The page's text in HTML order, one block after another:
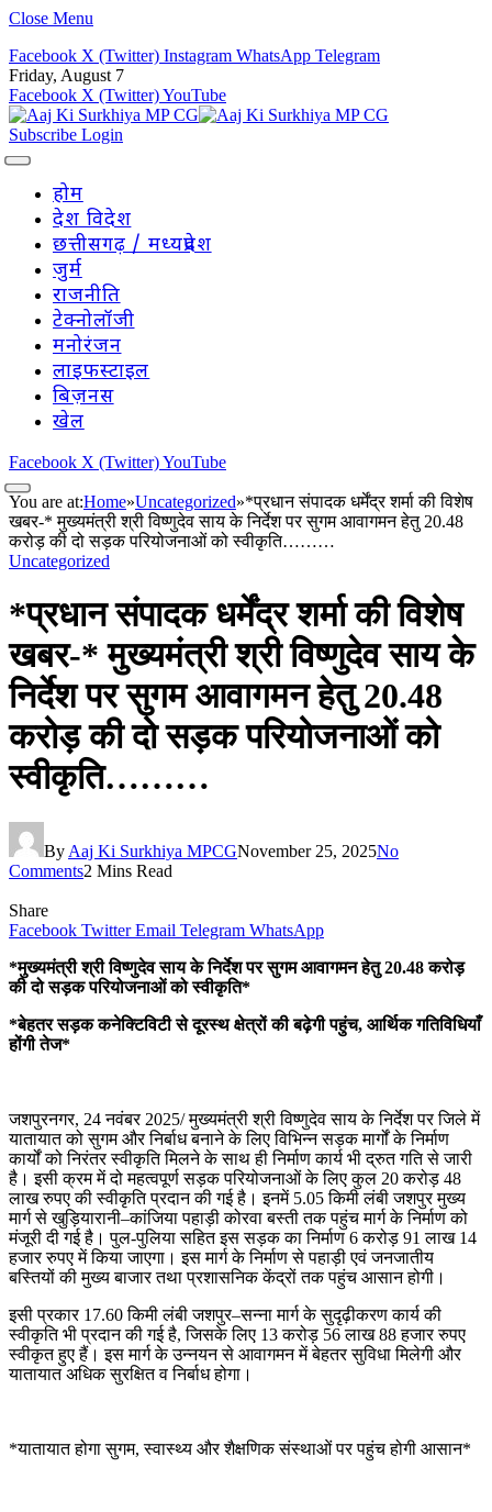
Close Menu
Facebook X (Twitter) Instagram WhatsApp Telegram
Friday, August 7
Facebook X (Twitter)YouTube
Subscribe Login
होम
देश विदेश
छत्तीसगढ़ / मध्यप्रदेश
जुर्म
राजनीति
टेक्नोलॉजी
मनोरंजन
लाइफस्टाइल
बिज़नस
खेल
Facebook X (Twitter)YouTube
You are at:Home»Uncategorized»*प्रधान संपादक धर्मेंद्र शर्मा की विशेष
खबर-* मुख्यमंत्री श्री विष्णुदेव साय के निर्देश पर सुगम आवागमन हेतु 20.48
करोड़ की दो सड़क परियोजनाओं को स्वीकृति………
Uncategorized
*प्रधान संपादक धर्मेंद्र शर्मा की विशेष
खबर-* मुख्यमंत्री श्री विष्णुदेव साय के
निर्देश पर सुगम आवागमन हेतु 20.48
करोड़ की दो सड़क परियोजनाओं को
स्वीकृति………
By Aaj Ki Surkhiya MPCGNovember 25, 2025No
Comments2 Mins Read
Share
Facebook Twitter Email Telegram WhatsApp
*मुख्यमंत्री श्री विष्णुदेव साय के निर्देश पर सुगम आवागमन हेतु 20.48 करोड़
की दो सड़क परियोजनाओं को स्वीकृति*
*बेहतर सड़क कनेक्टिविटी से दूरस्थ क्षेत्रों की बढ़ेगी पहुंच, आर्थिक गतिविधियाँ
होंगी तेज*
जशपुरनगर, 24 नवंबर 2025/ मुख्यमंत्री श्री विष्णुदेव साय के निर्देश पर जिले में
यातायात को सुगम और निर्बाध बनाने के लिए विभिन्न सड़क मार्गों के निर्माण
कार्यों को निरंतर स्वीकृति मिलने के साथ ही निर्माण कार्य भी द्रुत गति से जारी
है। इसी क्रम में दो महत्वपूर्ण सड़क परियोजनाओं के लिए कुल 20 करोड़ 48
लाख रुपए की स्वीकृति प्रदान की गई है। इनमें 5.05 किमी लंबी जशपुर मुख्य
मार्ग से खुड़ियारानी–कांजिया पहाड़ी कोरवा बस्ती तक पहुंच मार्ग के निर्माण को
मंजूरी दी गई है। पुल-पुलिया सहित इस सड़क का निर्माण 6 करोड़ 91 लाख 14
हजार रुपए में किया जाएगा। इस मार्ग के निर्माण से पहाड़ी एवं जनजातीय
बस्तियों की मुख्य बाजार तथा प्रशासनिक केंद्रों तक पहुंच आसान होगी।
इसी प्रकार 17.60 किमी लंबी जशपुर–सन्ना मार्ग के सुदृढ़ीकरण कार्य की
स्वीकृति भी प्रदान की गई है, जिसके लिए 13 करोड़ 56 लाख 88 हजार रुपए
स्वीकृत हुए हैं। इस मार्ग के उन्नयन से आवागमन में बेहतर सुविधा मिलेगी और
यातायात अधिक सुरक्षित व निर्बाध होगा।
*यातायात होगा सुगम, स्वास्थ्य और शैक्षणिक संस्थाओं पर पहुंच होगी आसान*